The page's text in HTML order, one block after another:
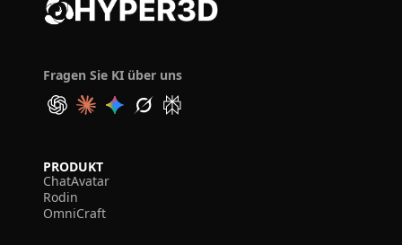
Fragen Sie KI über uns
PRODUKT
ChatAvatar
Rodin
OmniCraft